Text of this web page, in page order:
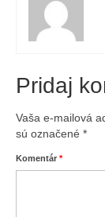
Pridaj
Vaša e-mailová
sú označené *
Komentár *